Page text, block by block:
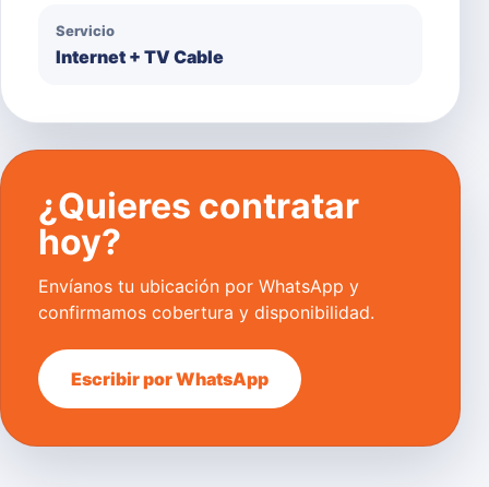
Servicio
Internet + TV Cable
¿Quieres contratar
hoy?
Envíanos tu ubicación por WhatsApp y
confirmamos cobertura y disponibilidad.
Escribir por WhatsApp